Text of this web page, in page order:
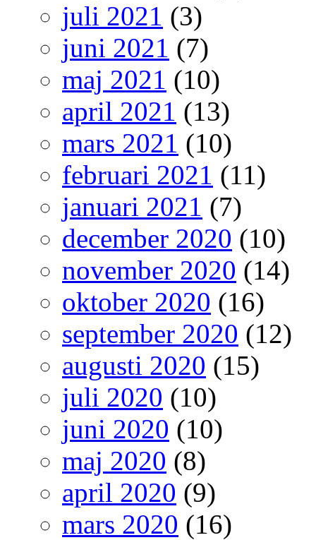
juli 2021 (3)
juni 2021 (7)
maj 2021 (10)
april 2021 (13)
mars 2021 (10)
februari 2021 (11)
januari 2021 (7)
december 2020 (10)
november 2020 (14)
oktober 2020 (16)
september 2020 (12)
augusti 2020 (15)
juli 2020 (10)
juni 2020 (10)
maj 2020 (8)
april 2020 (9)
mars 2020 (16)